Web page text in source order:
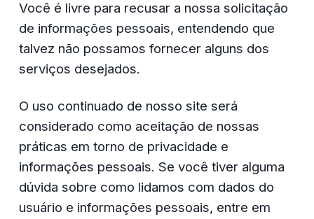
Você é livre para recusar a nossa solicitação
de informações pessoais, entendendo que
talvez não possamos fornecer alguns dos
serviços desejados.
O uso continuado de nosso site será
considerado como aceitação de nossas
práticas em torno de privacidade e
informações pessoais. Se você tiver alguma
dúvida sobre como lidamos com dados do
usuário e informações pessoais, entre em